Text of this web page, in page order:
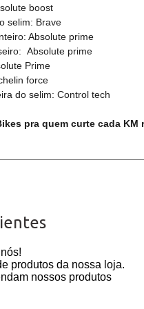
boost
selim: Brave
Absolute prime
Absolute prime
Prime
force
do selim: Control tech
pra quem curte cada KM
produtos da nossa loja.
nossos produtos